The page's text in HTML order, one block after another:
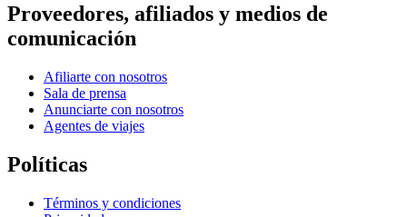
Proveedores, afiliados y medios de
comunicación
Afiliarte con nosotros
Sala de prensa
Anunciarte con nosotros
Agentes de viajes
Políticas
Términos y condiciones